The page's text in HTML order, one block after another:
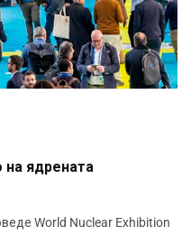
на ядрената
World Nuclear Exhibition